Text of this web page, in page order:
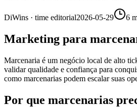
DiWins · time editorial2026-05-29 6
Marketing para
Marcenaria é um negócio local de alto
validar qualidade e confiança para
como marcenarias podem escalar suas
Por que marcenarias